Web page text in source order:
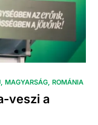
MAGYARSÁG ROMÁNIA
veszi a